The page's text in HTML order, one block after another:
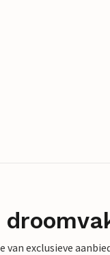
exclusieve